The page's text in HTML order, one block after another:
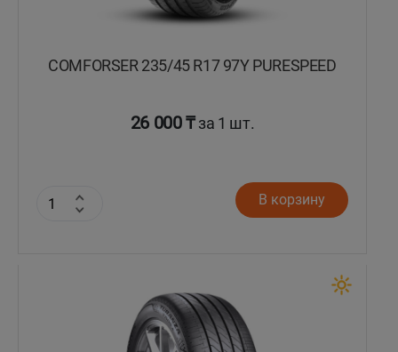
COMFORSER 235/45 R17 97Y PURESPEED
26 000 ₸за 1 шт.
В корзину